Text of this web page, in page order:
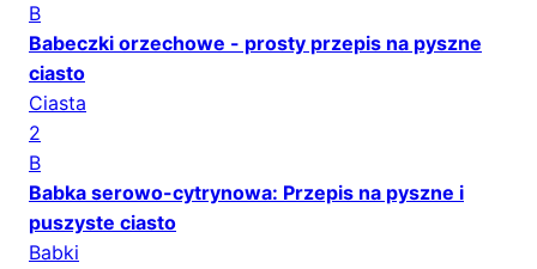
B
Babeczki orzechowe - prosty przepis na pyszne
ciasto
Ciasta
2
B
Babka serowo-cytrynowa: Przepis na pyszne i
puszyste ciasto
Babki